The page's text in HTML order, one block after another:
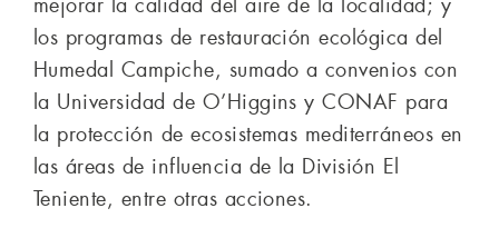
mejorar la calidad del aire de la localidad; y
los programas de restauración ecológica del
Humedal Campiche, sumado a convenios con
la Universidad de O’Higgins y CONAF para
la protección de ecosistemas mediterráneos en
las áreas de influencia de la División El
Teniente, entre otras acciones.